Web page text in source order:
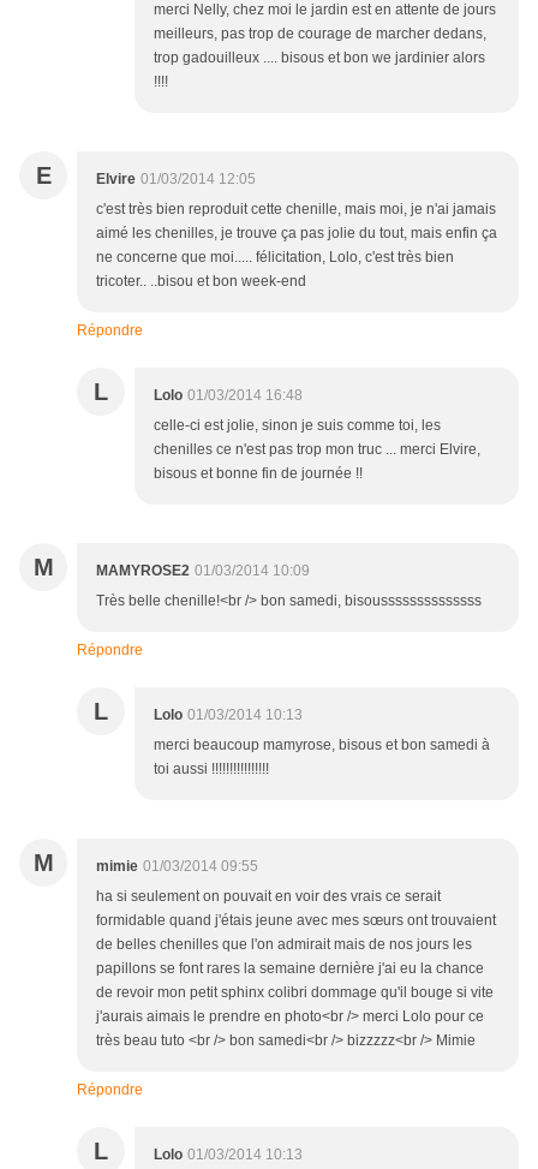
merci Nelly, chez moi le jardin est en attente de jours
meilleurs, pas trop de courage de marcher dedans,
trop gadouilleux .... bisous et bon we jardinier alors
!!!!
E Elvire 01/03/2014 12:05
c'est très bien reproduit cette chenille, mais moi, je n'ai jamais
aimé les chenilles, je trouve ça pas jolie du tout, mais enfin ça
ne concerne que moi..... félicitation, Lolo, c'est très bien
tricoter.. ..bisou et bon week-end
Répondre
L Lolo 01/03/2014 16:48
celle-ci est jolie, sinon je suis comme toi, les
chenilles ce n'est pas trop mon truc ... merci Elvire,
bisous et bonne fin de journée !!
M MAMYROSE2 01/03/2014 10:09
Très belle chenille!<br /> bon samedi, bisoussssssssssssss
Répondre
L Lolo 01/03/2014 10:13
merci beaucoup mamyrose, bisous et bon samedi à
toi aussi !!!!!!!!!!!!!!!!
M mimie 01/03/2014 09:55
ha si seulement on pouvait en voir des vrais ce serait
formidable quand j'étais jeune avec mes sœurs ont trouvaient
de belles chenilles que l'on admirait mais de nos jours les
papillons se font rares la semaine dernière j'ai eu la chance
de revoir mon petit sphinx colibri dommage qu'il bouge si vite
j'aurais aimais le prendre en photo<br /> merci Lolo pour ce
très beau tuto <br /> bon samedi<br /> bizzzzz<br /> Mimie
Répondre
L Lolo 01/03/2014 10:13